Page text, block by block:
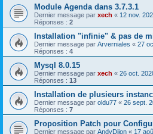
Module Agenda dans 3.7.3.1
Dernier message par xech « 12 nov.
Réponses : 2
Installation "infinie" & pas de
Dernier message par Arverniales « 27
Réponses : 4
Mysql 8.0.15
Dernier message par xech « 26 oct.
Réponses : 13
Installation de plusieurs
Dernier message par oldu77 « 26 sept.
Réponses : 7
Proposition Patch pour
Dernier message par AndyDijon « 17